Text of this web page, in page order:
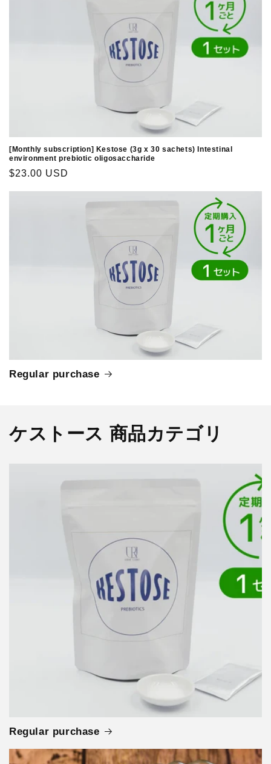
[Monthly subscription] Kestose (3g x 30 sachets) Intestinal
environment prebiotic oligosaccharide
Regular
$23.00 USD
Regular purchase
ケストース 商品カテゴリ
Regular purchase